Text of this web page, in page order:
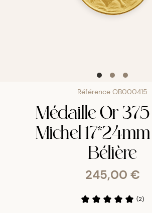
Référence OB000415
Médaille Or
Michel
Bélière
245,00 €
(2)